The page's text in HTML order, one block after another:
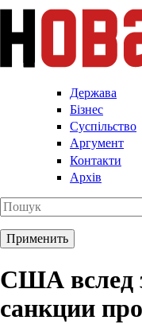
Держава
Бізнес
Суспільство
Аргумент
Контакти
Архів
США вслед
санкции